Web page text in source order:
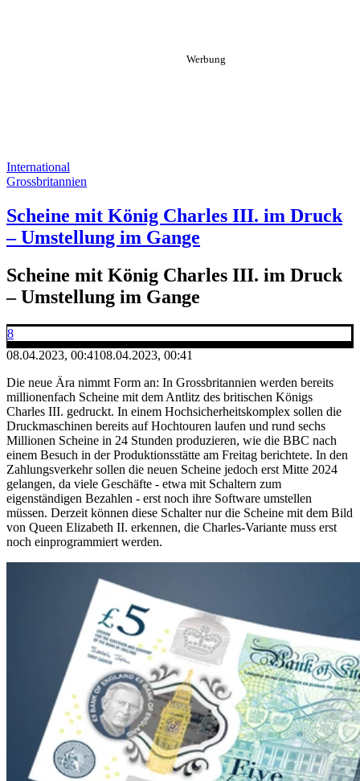
International
Grossbritannien
Scheine mit König Charles III. im Druck
– Umstellung im Gange
Scheine mit König Charles III. im Druck
– Umstellung im Gange
8
08.04.2023, 00:4108.04.2023, 00:41
Die neue Ära nimmt Form an: In Grossbritannien werden bereits
millionenfach Scheine mit dem Antlitz des britischen Königs
Charles III. gedruckt. In einem Hochsicherheitskomplex sollen die
Druckmaschinen bereits auf Hochtouren laufen und rund sechs
Millionen Scheine in 24 Stunden produzieren, wie die BBC nach
einem Besuch in der Produktionsstätte am Freitag berichtete. In den
Zahlungsverkehr sollen die neuen Scheine jedoch erst Mitte 2024
gelangen, da viele Geschäfte - etwa mit Schaltern zum
eigenständigen Bezahlen - erst noch ihre Software umstellen
müssen. Derzeit können diese Schalter nur die Scheine mit dem Bild
von Queen Elizabeth II. erkennen, die Charles-Variante muss erst
noch einprogrammiert werden.